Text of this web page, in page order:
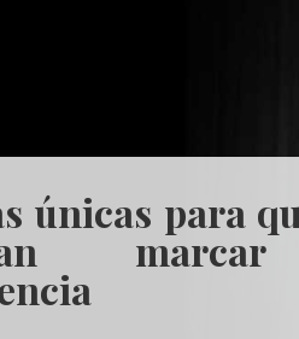
únicas para